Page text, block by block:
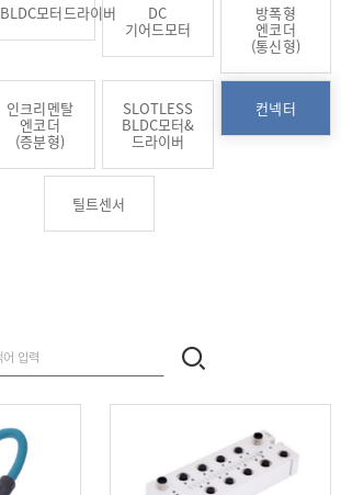
BLDC모터드라이버 DC
기어드모터
방폭형
엔코더
(통신형)
인크리멘탈
엔코더
(증분형)
SLOTLESS
BLDC모터&
드라이버
컨넥터
틸트센서